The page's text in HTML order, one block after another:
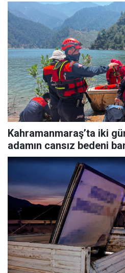
Kahramanmaraş’ta iki
adamın cansız bedeni